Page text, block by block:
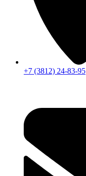
+7 (3812) 24-83-95